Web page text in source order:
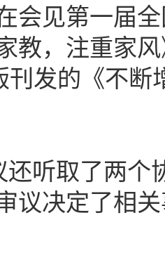
会见第一届
教，注重家
刊发的《不
听取了两个
议决定了相